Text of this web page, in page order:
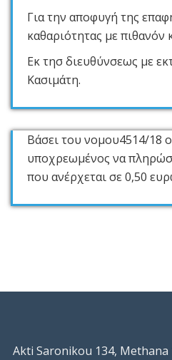
Για την αποφυγή της
καθαριότητας με πιθανόν
Εκ τησ διευθύνσεως με
Κασιμάτη.
Βάσει του νομου4514/18 ο
υποχρεωμένος να
που ανέρχεται σε 0,50
Akti Saronikou 134, Methana